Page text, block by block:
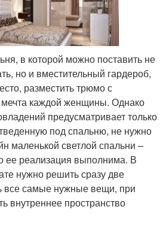
в которой можно поставить не
но и вместительный гардероб,
разместить трюмо с
каждой женщины. Однако
предусматривает только
под спальню, не нужно
маленькой светлой спальни –
ее реализация выполнима. В
нужно решить сразу две
все самые нужные вещи, при
внутреннее пространство